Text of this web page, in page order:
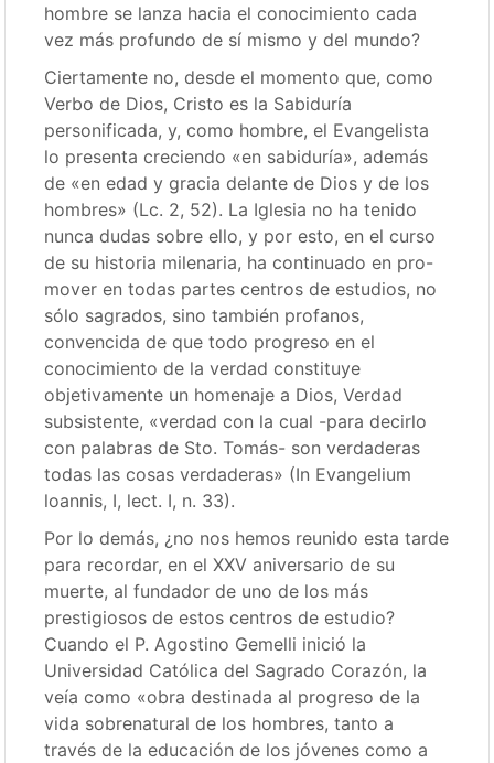
hombre se lanza hacia el conocimiento cada
vez más profundo de sí mismo y del mundo?
Ciertamente no, desde el momento que, como
Verbo de Dios, Cristo es la Sabiduría
personificada, y, como hombre, el Evangelista
lo presenta creciendo «en sabiduría», además
de «en edad y gracia delante de Dios y de los
hombres» (Lc. 2, 52). La Iglesia no ha tenido
nunca dudas sobre ello, y por esto, en el curso
de su historia milenaria, ha continuado en pro-
mover en todas partes centros de estudios, no
sólo sagrados, sino también profanos,
convencida de que todo progreso en el
conocimiento de la verdad constituye
objetivamente un homenaje a Dios, Verdad
subsistente, «verdad con la cual -para decirlo
con palabras de Sto. Tomás- son verdaderas
todas las cosas verdaderas» (In Evangelium
loannis, I, lect. I, n. 33).
Por lo demás, ¿no nos hemos reunido esta tarde
para recordar, en el XXV aniversario de su
muerte, al fundador de uno de los más
prestigiosos de estos centros de estudio?
Cuando el P. Agostino Gemelli inició la
Universidad Católica del Sagrado Corazón, la
veía como «obra destinada al progreso de la
vida sobrenatural de los hombres, tanto a
través de la educación de los jóvenes como a